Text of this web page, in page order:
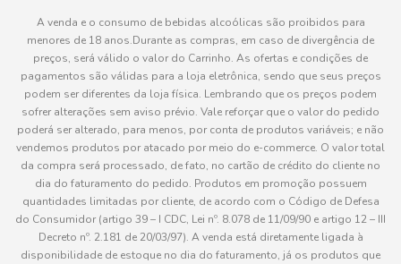
A venda e o consumo de bebidas alcoólicas são proibidos para
menores de 18 anos.Durante as compras, em caso de divergência de
preços, será válido o valor do Carrinho. As ofertas e condições de
pagamentos são válidas para a loja eletrônica, sendo que seus preços
podem ser diferentes da loja física. Lembrando que os preços podem
sofrer alterações sem aviso prévio. Vale reforçar que o valor do pedido
poderá ser alterado, para menos, por conta de produtos variáveis; e não
vendemos produtos por atacado por meio do e-commerce. O valor total
da compra será processado, de fato, no cartão de crédito do cliente no
dia do faturamento do pedido. Produtos em promoção possuem
quantidades limitadas por cliente, de acordo com o Código de Defesa
do Consumidor (artigo 39 – I CDC, Lei nº. 8.078 de 11/09/90 e artigo 12 – III
Decreto nº. 2.181 de 20/03/97). A venda está diretamente ligada à
disponibilidade de estoque no dia do faturamento, já os produtos que